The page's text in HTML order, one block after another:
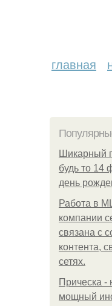
главная
Шикарный
будь то 14
день
Работа в
компании
связана с
контента,
сетях.
Прическа -
мощный